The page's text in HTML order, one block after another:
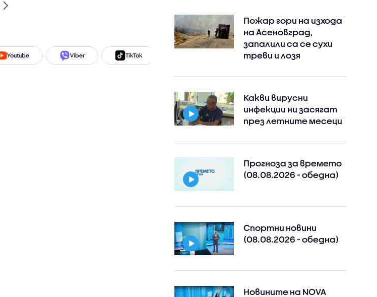
Youtube Viber TikTok Facebook
Пожар гори на изхода
на Асеновград,
запалили са се сухи
треви и лозя
Какви вирусни
инфекции ни засягат
през летните месеци
Прогноза за времето
(08.08.2026 - обедна)
Спортни новини
(08.08.2026 - обедна)
Новините на NOVA